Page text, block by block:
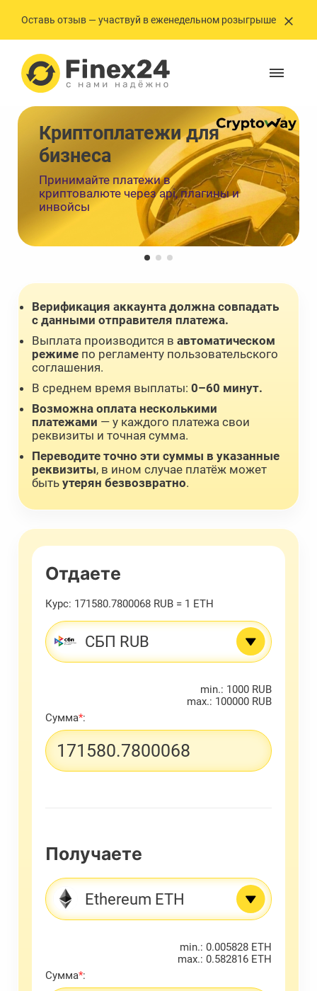
Оставь отзыв — участвуй в еженедельном розыгрыше
Криптоплатежи ㅤㅤㅤㅤㅤㅤдля
бизнеса
Принимайте платежи в
криптовалюте через api, плагины и
инвойсы
Верификация аккаунта должна совпадать
с данными отправителя платежа.
Выплата производится в автоматическом
режимепо регламенту пользовательского
соглашения.
В среднем время выплаты: 0–60 минут.
Возможна оплата несколькими
платежами — у каждого платежа свои
реквизиты и точная сумма.
Переводите точно эти суммы в указанные
реквизиты, в ином случае платёж может
быть утерян безвозвратно.
Отдаете
Курс: 171580.7800068 RUB = 1 ETH
min.: 1000 RUB
max.: 100000 RUB
СБП RUB
Сумма*:
Получаете
min.: 0.005828 ETH
max.: 0.582816 ETH
Ethereum ETH
Сумма*: